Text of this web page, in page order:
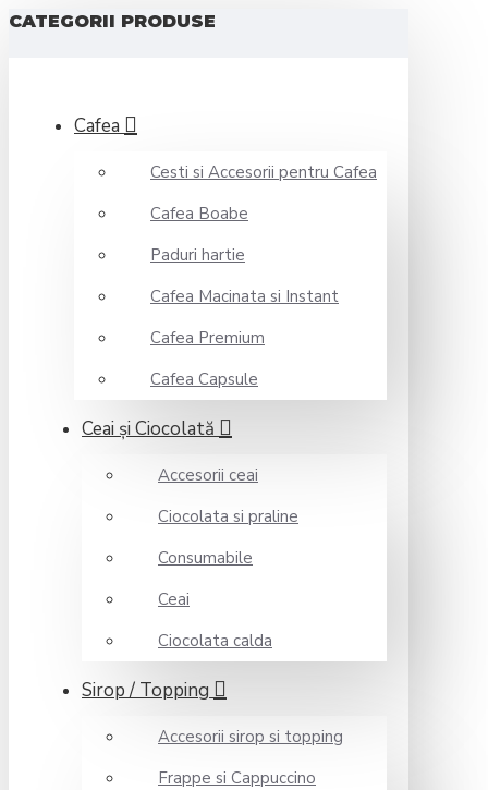
CATEGORII PRODUSE
Cafea
Cesti si Accesorii pentru Cafea
Cafea Boabe
Paduri hartie
Cafea Macinata si Instant
Cafea Premium
Cafea Capsule
Ceai şi Ciocolată
Accesorii ceai
Ciocolata si praline
Consumabile
Ceai
Ciocolata calda
Sirop / Topping
Accesorii sirop si topping
Frappe si Cappuccino